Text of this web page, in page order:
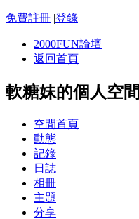
免費註冊 |登錄
2000FUN論壇
返回首頁
軟糖妹的個人空間
空間首頁
動態
記錄
日誌
相冊
主題
分享